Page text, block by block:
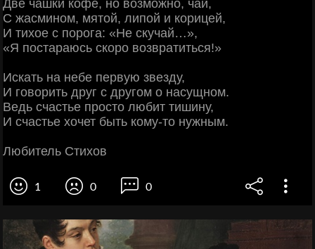
Две чашки кофе, но возможно, чай,
С жасмином, мятой, липой и корицей,
И тихое с порога: «Не скучай…»,
«Я постараюсь скоро возвратиться!»
Искать на небе первую звезду,
И говорить друг с другом о насущном.
Ведь счастье просто любит тишину,
И счастье хочет быть кому-то нужным.
Любитель Стихов
1 0 0